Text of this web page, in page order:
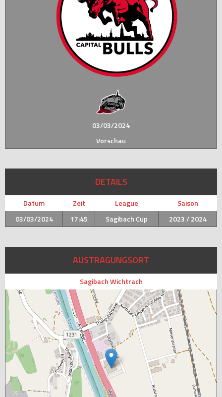
03/03/2024
Vorschau
DETAILS
Datum Zeit League
Saison
03/03/2024
17:45 Sagibach Cup 2023 / 2024
AUSTRAGUNGSORT
Sagibach Wichtrach